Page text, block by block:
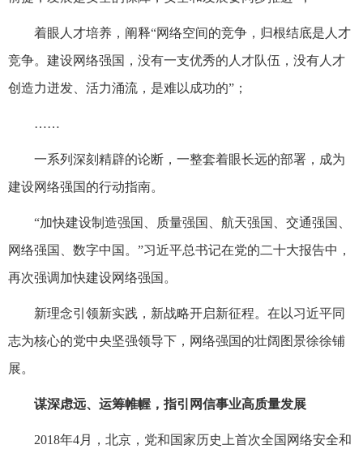
着眼人才培养，阐释“网络空间的竞争，归根结底是人才
竞争。建设网络强国，没有一支优秀的人才队伍，没有人才
创造力迸发、活力涌流，是难以成功的”；
……
一系列深刻精辟的论断，一整套着眼长远的部署，成为
建设网络强国的行动指南。
“加快建设制造强国、质量强国、航天强国、交通强国、
网络强国、数字中国。”习近平总书记在党的二十大报告中，
再次强调加快建设网络强国。
新理念引领新实践，新战略开启新征程。在以习近平同
志为核心的党中央坚强领导下，网络强国的壮阔图景徐徐铺
展。
谋深虑远、运筹帷幄，指引网信事业高质量发展
2018年4月，北京，党和国家历史上首次全国网络安全和